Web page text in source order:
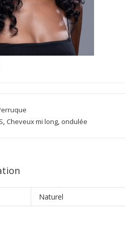
,Cheveux mi long, ondulée
Naturel